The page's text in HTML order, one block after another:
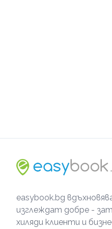
easybook.bg
изглеждат добре -
хиляди клиенти и